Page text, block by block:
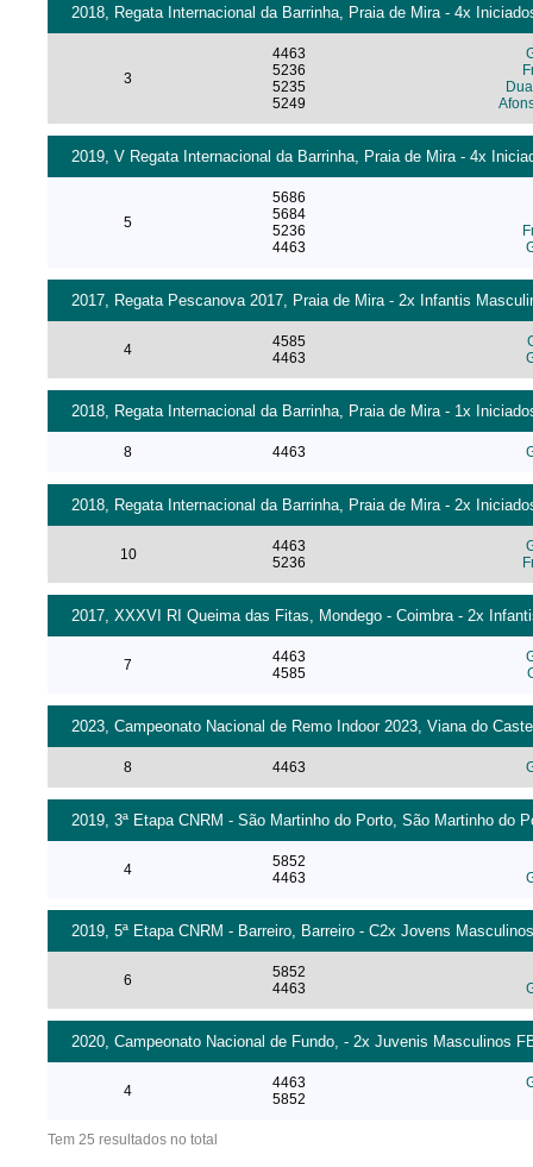
2018, Regata Internacional da Barrinha, Praia de Mira - 4x
3
4463
5236
5235
5249
2019, V Regata Internacional da Barrinha, Praia de Mira - 4x
5
5686
5684
5236
4463
2017, Regata Pescanova 2017, Praia de Mira - 2x Infantis
4
4585
4463
2018, Regata Internacional da Barrinha, Praia de Mira - 1x
8 4463
2018, Regata Internacional da Barrinha, Praia de Mira - 2x
10
4463
5236
2017, XXXVI RI Queima das Fitas, Mondego - Coimbra - 2x
7
4463
4585
2023, Campeonato Nacional de Remo Indoor 2023, Viana do
8 4463
2019, 3ª Etapa CNRM - São Martinho do Porto, São Martinho do
4
5852
4463
2019, 5ª Etapa CNRM - Barreiro, Barreiro - C2x Jovens
6
5852
4463
2020, Campeonato Nacional de Fundo, - 2x Juvenis Masculinos
4
4463
5852
Tem 25 resultados no total